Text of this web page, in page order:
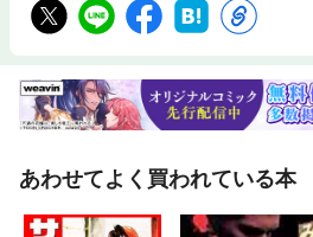
あわせてよく買われている本